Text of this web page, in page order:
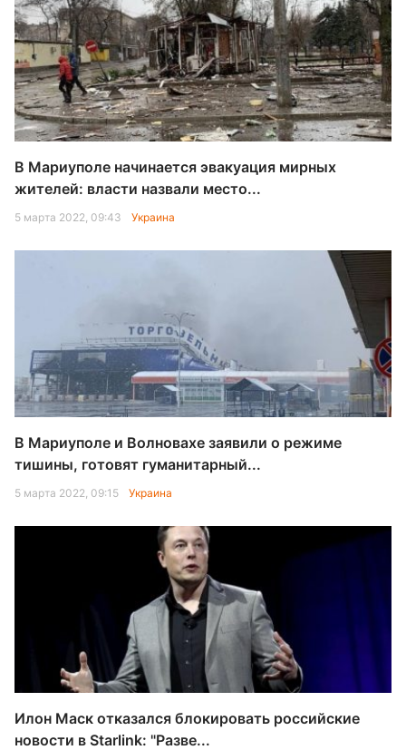
В Мариуполе начинается эвакуация мирных
жителей: власти назвали место...
5 марта 2022, 09:43 Украина
В Мариуполе и Волновахе заявили о режиме
тишины, готовят гуманитарный...
5 марта 2022, 09:15 Украина
Илон Маск отказался блокировать российские
новости в Starlink: "Разве...